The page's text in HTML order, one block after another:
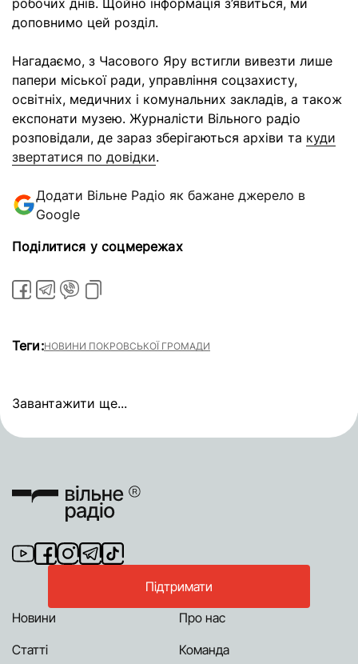
робочих днів. Щойно інформація з’явиться, ми
доповнимо цей розділ.
Нагадаємо, з Часового Яру встигли вивезти лише
папери міської ради, управління соцзахисту,
освітніх, медичних і комунальних закладів, а також
експонати музею. Журналісти Вільного радіо
розповідали, де зараз зберігаються архіви та куди
звертатися по довідки.
Додати Вільне Радіо як бажане джерело в
Google
Поділитися у соцмережах
Теги:НОВИНИ ПОКРОВСЬКОЇ ГРОМАДИ
Завантажити ще...
Підтримати
Новини
Статті
Про нас
Команда